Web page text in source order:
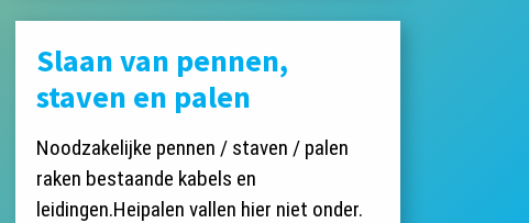
Slaan van pennen,
staven en palen
Noodzakelijke pennen / staven / palen
raken bestaande kabels en
leidingen.Heipalen vallen hier niet onder.